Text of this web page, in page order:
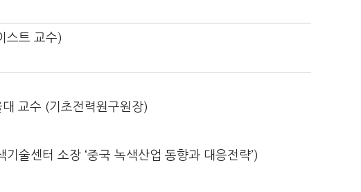
스트 교수)
대 교수 (기초전력원구원장)
기술센터 소장 ‘중국 녹색산업 동향과 대응전략’)